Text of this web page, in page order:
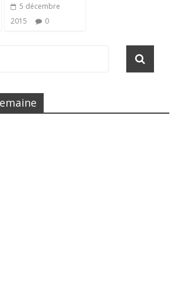
5 décembre
2015
0